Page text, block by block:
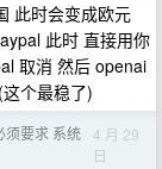
此时会变成欧元
此时 直接用你
取消 然后 openai
个最稳了)
须要求 系统 4 月 29
日